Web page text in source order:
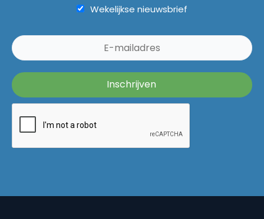
Wekelijkse nieuwsbrief